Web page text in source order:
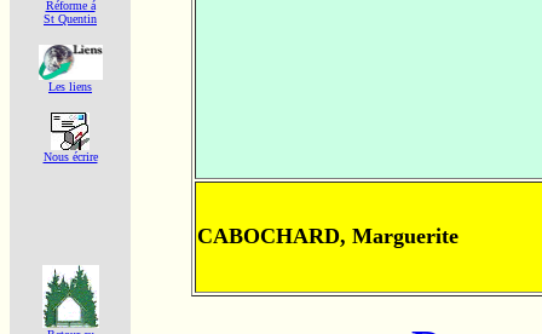
Réforme á
St Quentin
Les liens
Nous écrire
CABOCHARD, Marguerite